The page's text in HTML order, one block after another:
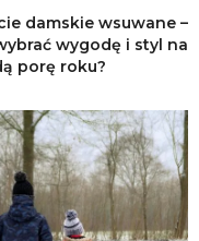
damskie wsuwane –
wygodę i styl na
porę roku?